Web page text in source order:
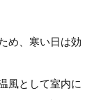
め、寒い日は効
風として室内に